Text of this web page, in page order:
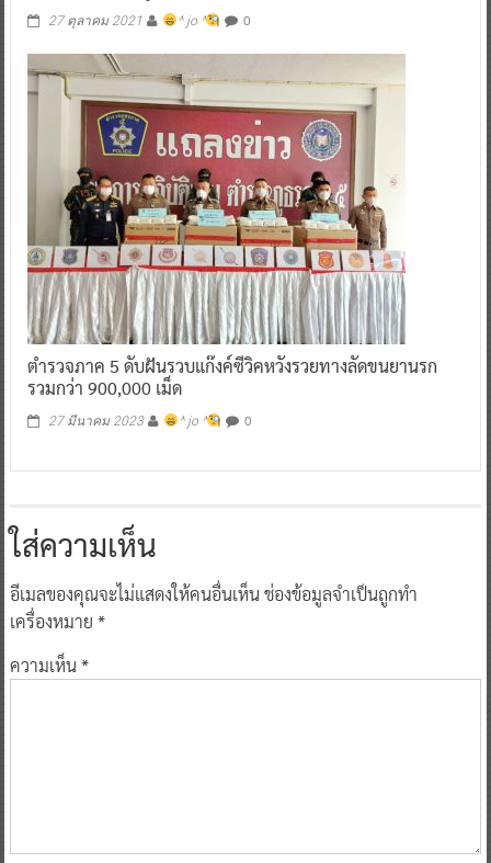
27 ตุลาคม 2021 ^ jo ^ 0
ตำรวจภาค 5 ดับฝันรวบแก๊งค์ซีวิคหวังรวยทางลัดขนยานรก
รวมกว่า 900,000 เม็ด
27 มีนาคม 2023 ^ jo ^ 0
ใส่ความเห็น
อีเมลของคุณจะไม่แสดงให้คนอื่นเห็นช่องข้อมูลจำเป็นถูกทำ
เครื่องหมาย *
ความเห็น*